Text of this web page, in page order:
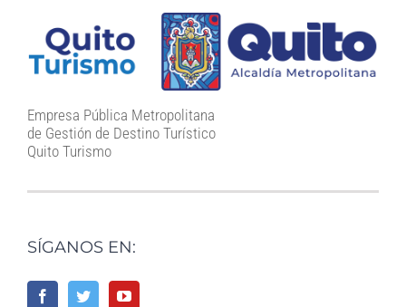
Empresa Pública Metropolitana
de Gestión de Destino Turístico
Quito Turismo
SÍGANOS EN: